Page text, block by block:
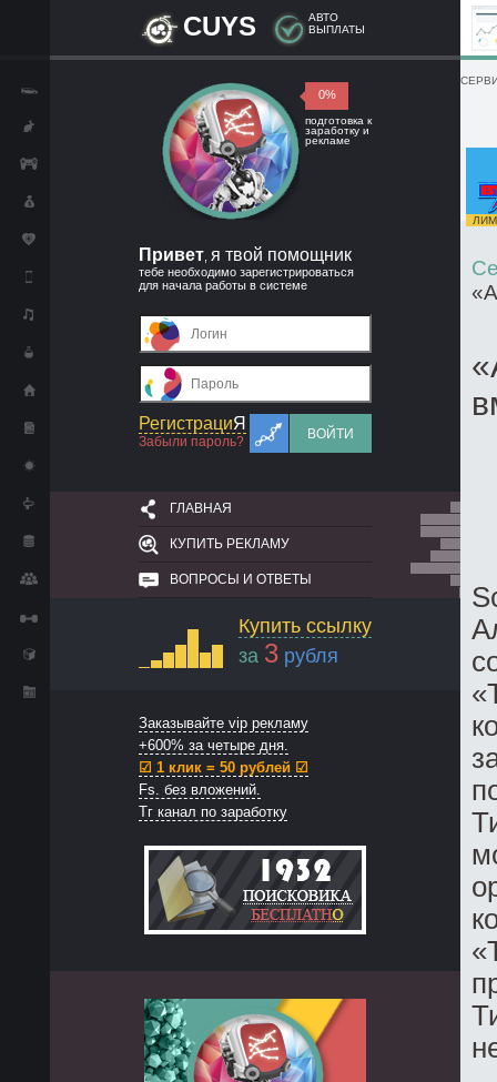
CUYS
АВТО
ВЫПЛАТЫ
0%
подготовка к
заработку и
рекламе
Привет я твой помощник
тебе необходимо зарегистрироваться
для начала работы в системе
РегистрациЯ
Забыли пароль?
ВОЙТИ
ГЛАВНАЯ
КУПИТЬ РЕКЛАМУ
ВОПРОСЫ И ОТВЕТЫ
Купить ссылку
за 3 рубля
Заказывайте vip рекламу
+600% за четыре дня.
☑ 1 клик = 50 рублей ☑
Fs. без вложений.
Тг канал по заработку